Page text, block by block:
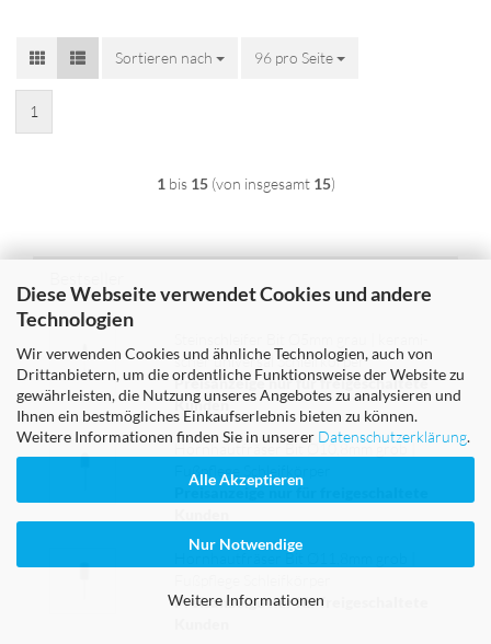
Diese Webseite verwendet Cookies und andere
Technologien
Wir verwenden Cookies und ähnliche Technologien, auch von
Drittanbietern, um die ordentliche Funktionsweise der Website zu
gewährleisten, die Nutzung unseres Angebotes zu analysieren und
Ihnen ein bestmögliches Einkaufserlebnis bieten zu können.
Weitere Informationen finden Sie in unserer Datenschutzerklärung.
Alle Akzeptieren
Nur Notwendige
Weitere Informationen
Sortieren nach
Sortieren nach 96 pro Seite
pro Seite
1
1 bis 15(von insgesamt 15)
scher uni­ver­sal Schleif­kör­per
Preisanzeige nur für freigeschaltete
Kunden
Horn­haut­frä­ser Bit Ø10,8mm grob |
Fuß­pfle­ge Schleif­kör­per
Preisanzeige nur für freigeschaltete
Horn­haut­frä­ser Bit Ø11,8mm grob |
Preisanzeige nur für freigeschaltete